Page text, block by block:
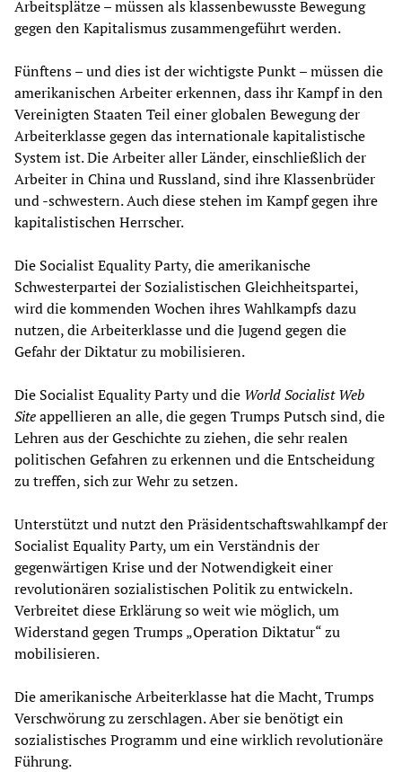
Arbeitsplätze – müssen als klassenbewusste Bewegung
gegen den Kapitalismus zusammengeführt werden.
Fünftens – und dies ist der wichtigste Punkt – müssen die
amerikanischen Arbeiter erkennen, dass ihr Kampf in den
Vereinigten Staaten Teil einer globalen Bewegung der
Arbeiterklasse gegen das internationale kapitalistische
System ist. Die Arbeiter aller Länder, einschließlich der
Arbeiter in China und Russland, sind ihre Klassenbrüder
und -schwestern. Auch diese stehen im Kampf gegen ihre
kapitalistischen Herrscher.
Die Socialist Equality Party, die amerikanische
Schwesterpartei der Sozialistischen Gleichheitspartei,
wird die kommenden Wochen ihres Wahlkampfs dazu
nutzen, die Arbeiterklasse und die Jugend gegen die
Gefahr der Diktatur zu mobilisieren.
Die Socialist Equality Party und die World Socialist Web
Siteappellieren an alle, die gegen Trumps Putsch sind, die
Lehren aus der Geschichte zu ziehen, die sehr realen
politischen Gefahren zu erkennen und die Entscheidung
zu treffen, sich zur Wehr zu setzen.
Unterstützt und nutzt den Präsidentschaftswahlkampf der
Socialist Equality Party, um ein Verständnis der
gegenwärtigen Krise und der Notwendigkeit einer
revolutionären sozialistischen Politik zu entwickeln.
Verbreitet diese Erklärung so weit wie möglich, um
Widerstand gegen Trumps „Operation Diktatur“ zu
mobilisieren.
Die amerikanische Arbeiterklasse hat die Macht, Trumps
Verschwörung zu zerschlagen. Aber sie benötigt ein
sozialistisches Programm und eine wirklich revolutionäre
Führung.